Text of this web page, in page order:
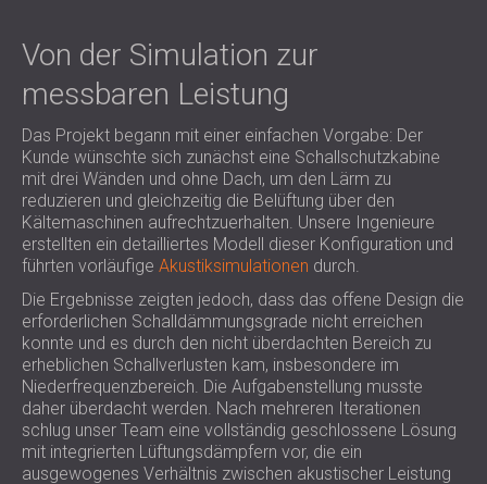
Von der Simulation zur
messbaren Leistung
Das Projekt begann mit einer einfachen Vorgabe: Der
Kunde wünschte sich zunächst eine Schallschutzkabine
mit drei Wänden und ohne Dach, um den Lärm zu
reduzieren und gleichzeitig die Belüftung über den
Kältemaschinen aufrechtzuerhalten. Unsere Ingenieure
erstellten ein detailliertes Modell dieser Konfiguration und
führten vorläufige Akustiksimulationen durch.
Die Ergebnisse zeigten jedoch, dass das offene Design die
erforderlichen Schalldämmungsgrade nicht erreichen
konnte und es durch den nicht überdachten Bereich zu
erheblichen Schallverlusten kam, insbesondere im
Niederfrequenzbereich. Die Aufgabenstellung musste
daher überdacht werden. Nach mehreren Iterationen
schlug unser Team eine vollständig geschlossene Lösung
mit integrierten Lüftungsdämpfern vor, die ein
ausgewogenes Verhältnis zwischen akustischer Leistung